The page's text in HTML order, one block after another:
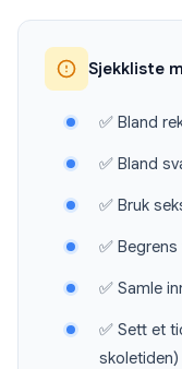
Sjekkliste
✅ Bland
✅ Bland
✅ Bruk
✅
✅ Samle
✅ Sett et
skoletiden)